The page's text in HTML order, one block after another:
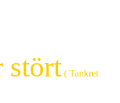
stört ( Tankret